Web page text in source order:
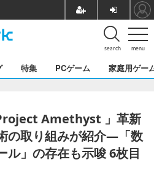
menu
search
特集 PCゲーム 家庭用ゲー
Amethyst 」革新
の取り組みが紹介―「数
ル」の存在も示唆 6枚目